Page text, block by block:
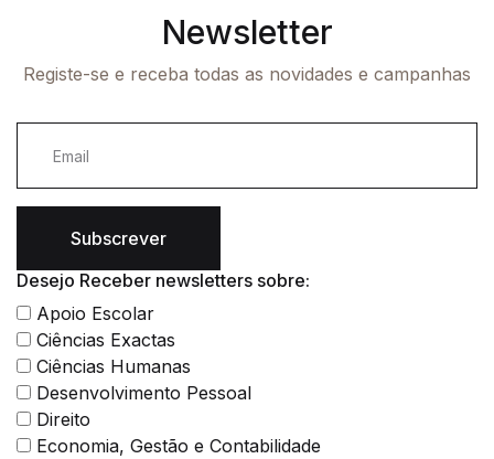
Newsletter
Registe-se e receba todas as novidades e campanhas
Subscrever
Desejo Receber newsletters sobre:
Apoio Escolar
Ciências Exactas
Ciências Humanas
Desenvolvimento Pessoal
Direito
Economia, Gestão e Contabilidade